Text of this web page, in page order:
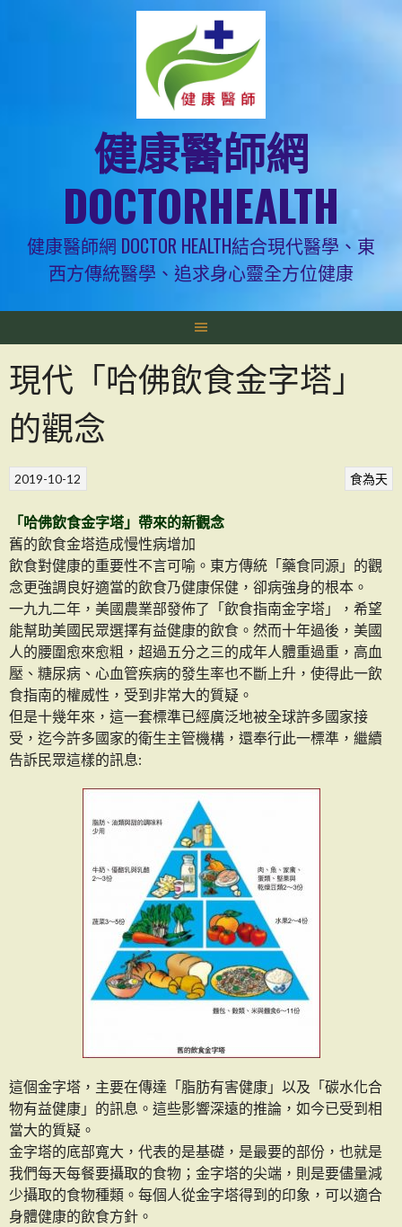
健康醫師網
DOCTORHEALTH
健康醫師網 DOCTOR HEALTH結合現代醫學、東
西方傳統醫學、追求身心靈全方位健康
現代「哈佛飲食金字塔」
的觀念
食為天
2019-10-12
「哈佛飲食金字塔」帶來的新觀念
舊的飲食金塔造成慢性病增加
飲食對健康的重要性不言可喻。東方傳統「藥食同源」的觀
念更強調良好適當的飲食乃健康保健，卻病強身的根本。
一九九二年，美國農業部發佈了「飲食指南金字塔」，希望
能幫助美國民眾選擇有益健康的飲食。然而十年過後，美國
人的腰圍愈來愈粗，超過五分之三的成年人體重過重，高血
壓、糖尿病、心血管疾病的發生率也不斷上升，使得此一飲
食指南的權威性，受到非常大的質疑。
但是十幾年來，這一套標準已經廣泛地被全球許多國家接
受，迄今許多國家的衛生主管機構，還奉行此一標準，繼續
告訴民眾這樣的訊息:
這個金字塔，主要在傳達「脂肪有害健康」以及「碳水化合
物有益健康」的訊息。這些影響深遠的推論，如今已受到相
當大的質疑。
金字塔的底部寬大，代表的是基礎，是最要的部份，也就是
我們每天每餐要攝取的食物；金字塔的尖端，則是要儘量減
少攝取的食物種類。每個人從金字塔得到的印象，可以適合
身體健康的飲食方針。